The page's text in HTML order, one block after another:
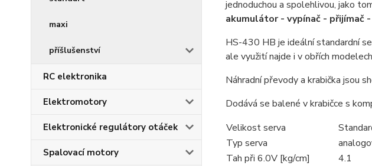
maxi
příšlušenství
RC elektronika
Elektromotory
Elektronické regulátory otáček
Spalovací motory
jednoduchou a spolehlivou, jako
akumulátor - vypínač - přijímač
HS-430 HB je ideální standardní
ale využití najde i v obřích
Náhradní převody a krabička jsou
Dodává se balené v krabičce s
Velikost serva
Typ serva
Tah při 6.0V [kg/cm]
4.1